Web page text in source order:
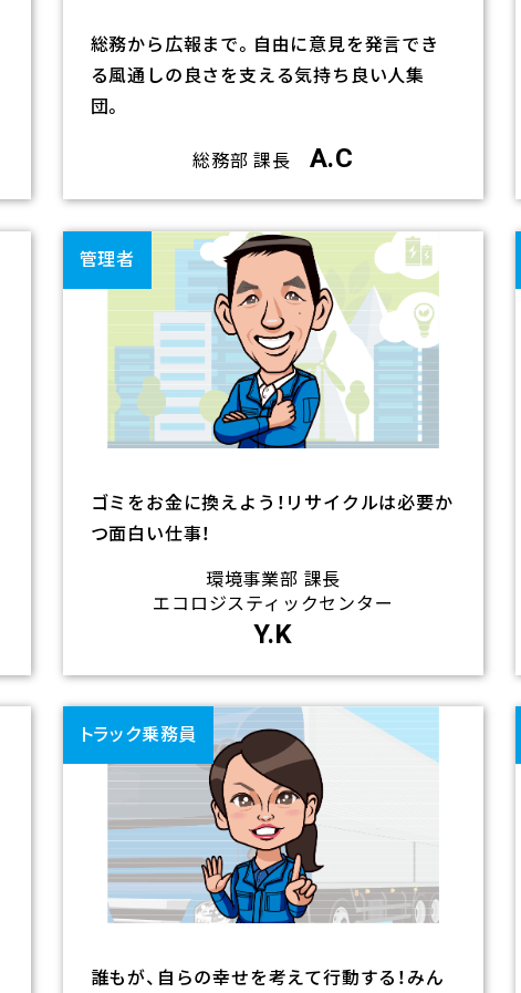
総務から広報まで。自由に意見を発言でき
る風通しの良さを支える気持ち良い人集
団。
総務部 課長 A.C
ン
ク
管理者
ゴミをお金に換えよう！リサイクルは必要か
つ面白い仕事！
環境事業部 課長
エコロジスティックセンター
Y.K
ク
トラック乗務員
誰もが、自らの幸せを考えて行動する！みん